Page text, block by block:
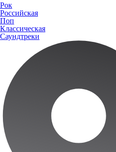
Рок
Российская
Поп
Классическая
Саундтреки